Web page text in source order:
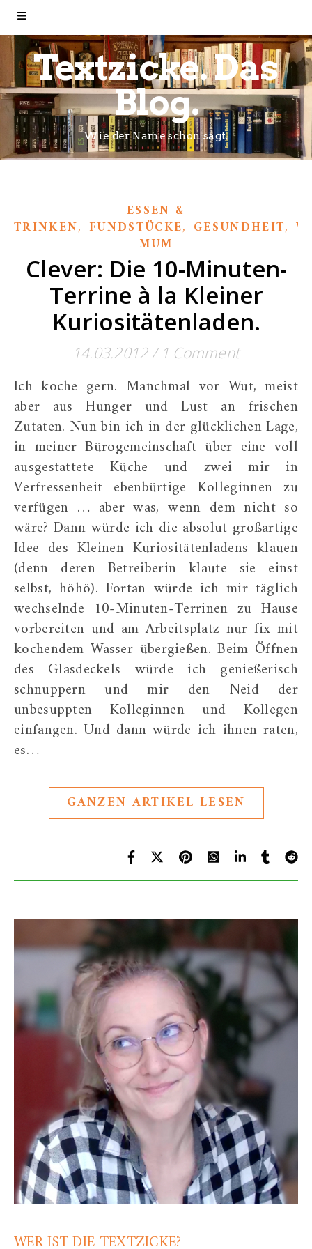
Textzicke. Das
Blog.
Wie der Name schon sagt.
ESSEN &
TRINKEN,FUNDSTÜCKE, GESUNDHEIT,
MUM
Clever: Die 10-Minuten-
Terrine à la Kleiner
Kuriositätenladen.
14.03.2012/ 1 Comment
Ich koche gern. Manchmal vor Wut, meist
aber aus Hunger und Lust an frischen
Zutaten. Nun bin ich in der glücklichen Lage,
in meiner Bürogemeinschaft über eine voll
ausgestattete Küche und zwei mir in
Verfressenheit ebenbürtige Kolleginnen zu
verfügen … aber was, wenn dem nicht so
wäre? Dann würde ich die absolut großartige
Idee des Kleinen Kuriositätenladens klauen
(denn deren Betreiberin klaute sie einst
selbst, höhö). Fortan würde ich mir täglich
wechselnde 10-Minuten-Terrinen zu Hause
vorbereiten und am Arbeitsplatz nur fix mit
kochendem Wasser übergießen. Beim Öffnen
des Glasdeckels würde ich genießerisch
schnuppern und mir den Neid der
unbesuppten Kolleginnen und Kollegen
einfangen. Und dann würde ich ihnen raten,
es…
GANZEN ARTIKEL LESEN
WER IST DIE TEXTZICKE?